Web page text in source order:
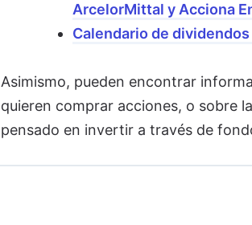
ArcelorMittal y Acciona
Calendario de
Asimismo, pueden encontrar
quieren comprar acciones, o sobre
pensado en invertir a través de